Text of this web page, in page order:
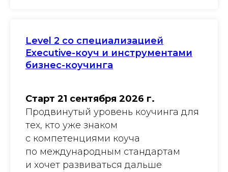
Level 2 со специализацией
Executive-коуч и инструментами
бизнес-коучинга
Старт 21 сентября 2026 г.
Продвинутый уровень коучинга для
тех, кто уже знаком
с компетенциями коуча
по международным стандартам
и хочет развиваться дальше